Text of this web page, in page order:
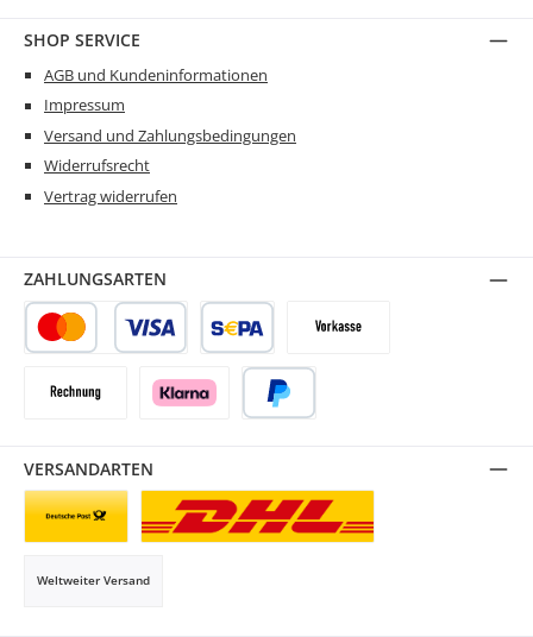
SHOP SERVICE
AGB und Kundeninformationen
Impressum
Versand und Zahlungsbedingungen
Widerrufsrecht
Vertrag widerrufen
VERSANDARTEN
Weltweiter Versand
ZAHLUNGSARTEN
SEPA LastschriftVorkasse